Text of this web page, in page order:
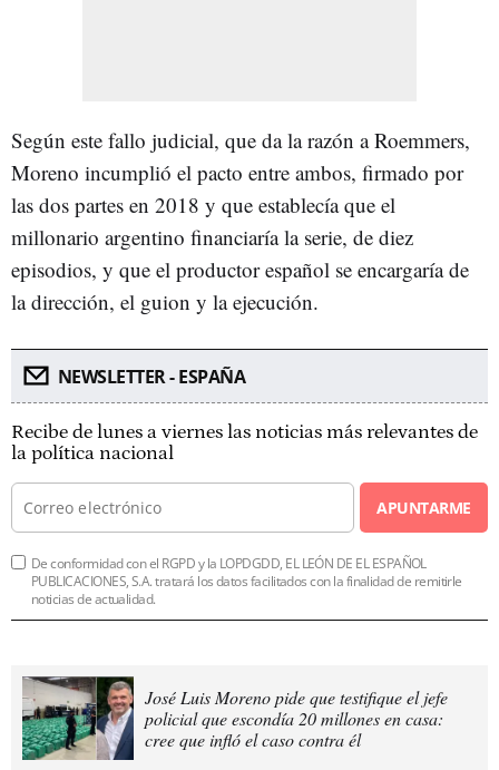
Según este fallo judicial, que da la razón a Roemmers,
Moreno incumplió el pacto entre ambos, firmado por
las dos partes en 2018 y que establecía que el
millonario argentino financiaría la serie, de diez
episodios, y que el productor español se encargaría de
la dirección, el guion y la ejecución.
NEWSLETTER - ESPAÑA
Recibe de lunes a viernes las noticias más relevantes de
la política nacional
APUNTARME
De conformidad con el RGPD y la LOPDGDD, EL LEÓN DE EL ESPAÑOL
PUBLICACIONES, S.A. tratará los datos facilitados con la finalidad de remitirle
noticias de actualidad.
José Luis Moreno pide que testifique el jefe
policial que escondía 20 millones en casa:
cree que infló el caso contra él